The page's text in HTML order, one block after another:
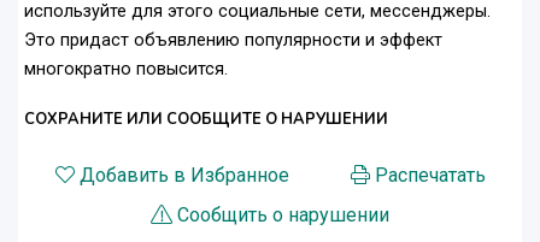
используйте для этого социальные сети, мессенджеры.
Это придаст объявлению популярности и эффект
многократно повысится.
СОХРАНИТЕ ИЛИ СООБЩИТЕ О НАРУШЕНИИ
Добавить в Избранное
Распечатать
Сообщить о нарушении